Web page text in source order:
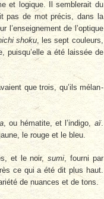
et logique. Il semblerait du
pas de mot précis, dans la
l’enseignement de l’optique
shoku , les sept cou­leurs,
puisqu’elle a été laissée de
que trois, qu’ils mélan­
, ou hématite, et l’indigo, aï.
le rouge et le bleu.
et le noir,sumi, fourni par
ce qui a été dit plus haut.
de nuances et de tons.